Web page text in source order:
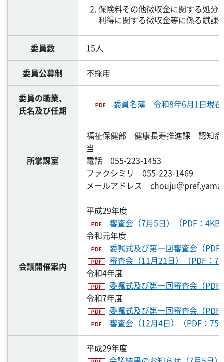
保険料その他徴収金に関する処分
利得に関する徴収金等に係る賦課
委員数 15人
委員公募制 不採用
委員の職業、
氏名及び任期
委員名簿 令和8年6月1日現在
所掌課室
福祉保健部 健康長寿推進課 認知症
当
電話 055-223-1453
ファクシミリ 055-223-1469
メールアドレス chouju＠
会議開催案内
平成29年度
審査会（7月5日）（PDF：4KB
令和元年度
委嘱式及び第一回審査会（PDF
審査会（11月21日）（PDF：
令和4年度
委嘱式及び第一回審査会（PDF
令和7年度
委嘱式及び第一回審査会（PDF
審査会（12月4日）（PDF：
平成29年度